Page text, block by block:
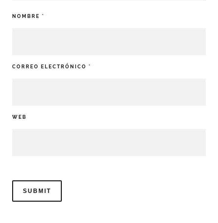
NOMBRE *
CORREO ELECTRÓNICO *
WEB